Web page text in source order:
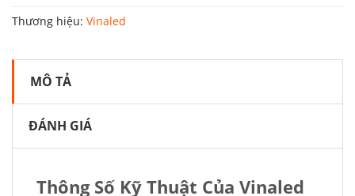
Thương hiệu: Vinaled
MÔ TẢ
ĐÁNH GIÁ
Thông Số Kỹ Thuật Của Vinaled